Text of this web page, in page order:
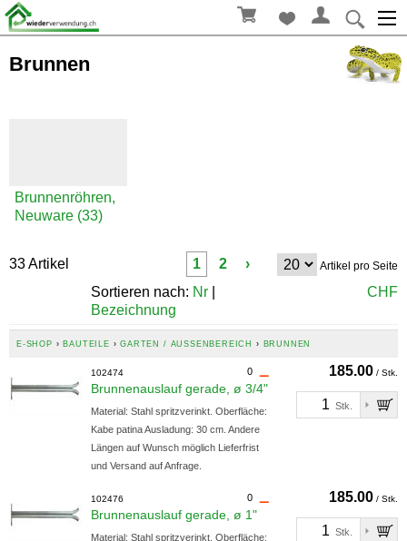
Brunnen
Brunnenröhren,
Neuware (33)
33 Artikel 1 2 › Artikel pro Seite
Sortieren nach: Nr
Bezeichnung
CHF
E-SHOP › BAUTEILE › GARTEN / AUSSENBEREICH › BRUNNEN
0
102474
Brunnenauslauf gerade, ø 3/4"
Material: Stahl spritzverinkt. Oberfläche:
Kabe patina Ausladung: 30 cm. Andere
Längen auf Wunsch möglich Lieferfrist
und Versand auf Anfrage.
185.00 / Stk.
Stk.
0
102476
Brunnenauslauf gerade, ø 1"
Material: Stahl spritzverinkt. Oberfläche:
185.00 / Stk.
Stk.